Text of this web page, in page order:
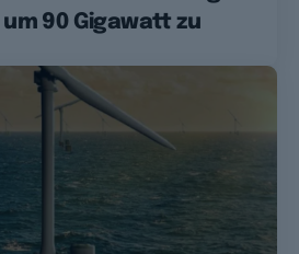
90 Gigawatt zu